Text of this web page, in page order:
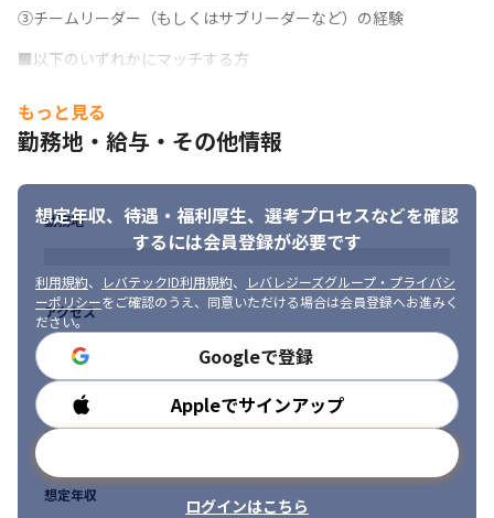
③チームリーダー（もしくはサブリーダーなど）の経験
■以下のいずれかにマッチする方
・お客様と直接やり取りしながら業務を進めたい方
・リーダーを目指したい方、またはその素養をお持ちの方
  ※現時点での経験よりも、上記のようなマインドを重視します
もっと見る
勤務地・給与・その他情報
想定年収、待遇・福利厚生、 選考プロセスなどを確認
するには会員登録が必要です
利用規約、 レバテックID利用規約、
レバレジーズグループ・プライバシ
ーポリシーをご確認のうえ、同意いただける場合は会員登録へお進みく
ださい。
Googleで登録
Appleでサインアップ
ログインはこちら
勤務地
アクセス
勤務時間
想定年収